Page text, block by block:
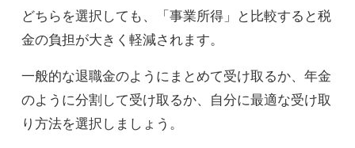
どちらを選択しても、「事業所得」と比較すると税
金の負担が大きく軽減されます。
一般的な退職金のようにまとめて受け取るか、年金
のように分割して受け取るか、自分に最適な受け取
り方法を選択しましょう。